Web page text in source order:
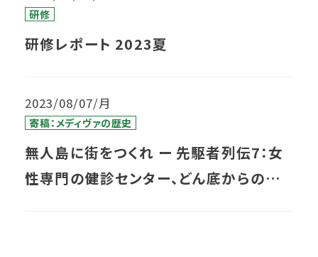
研修
研修レポート 2023夏
2023/08/07/月
寄稿：メディヴァの歴史
無人島に街をつくれ ー 先駆者列伝7：女
性専門の健診センター、どん底からの再